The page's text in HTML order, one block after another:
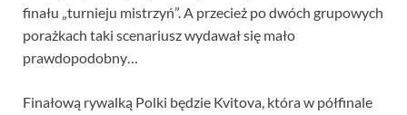
finału „turnieju mistrzyń”. A przecież po dwóch grupowych
porażkach taki scenariusz wydawał się mało
prawdopodobny…
Finałową rywalką Polki będzie Kvitova, która w półfinale